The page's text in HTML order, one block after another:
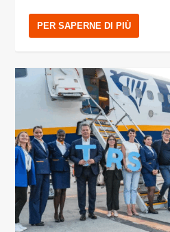
PER SAPERNE DI PIÙ